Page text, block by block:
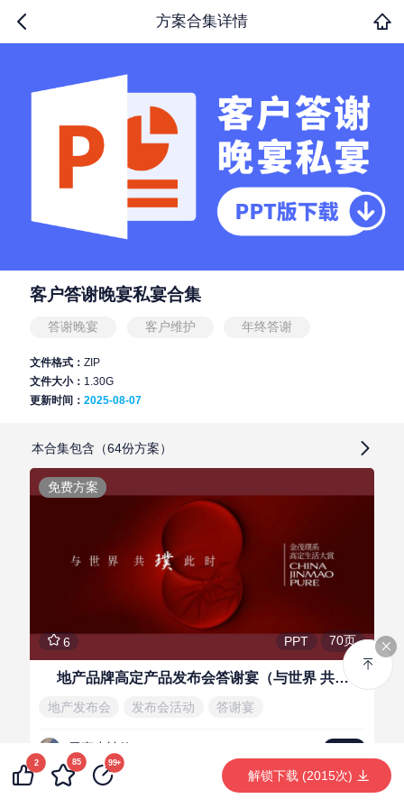
方案合集详情
客户答谢晚宴私宴合集
答谢晚宴 客户维护 年终答谢
文件格式：ZIP
文件大小： 1.30G
更新时间：2025-08-07
本合集包含（64份方案）
免费方案
6 PPT 70页
地产品牌高定产品发布会答谢宴（与世界 共璞此时主题）活动策划方案
地产发布会 发布会活动 答谢宴
无事小神仙
2 85 99+
解锁下载 (2015次)